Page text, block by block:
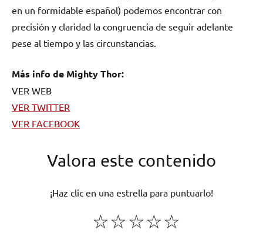
en un formidable español) podemos encontrar con
precisión y claridad la congruencia de seguir adelante
pese al tiempo y las circunstancias.
Más info de Mighty Thor:
VER WEB
VER TWITTER
VER FACEBOOK
Valora este contenido
¡Haz clic en una estrella para puntuarlo!
☆
☆
☆
☆
☆